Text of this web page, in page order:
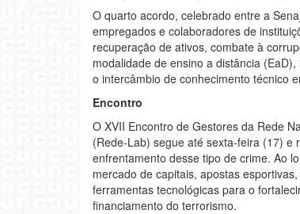
O quarto acordo, celebrado entre a
empregados e colaboradores de
recuperação de ativos, combate à
modalidade de ensino a distância
o intercâmbio de conhecimento técnico
Encontro
O XVII Encontro de Gestores da Rede
(Rede-Lab) segue até sexta-feira (17) e
enfrentamento desse tipo de crime. Ao
mercado de capitais, apostas
ferramentas tecnológicas para o
financiamento do terrorismo.